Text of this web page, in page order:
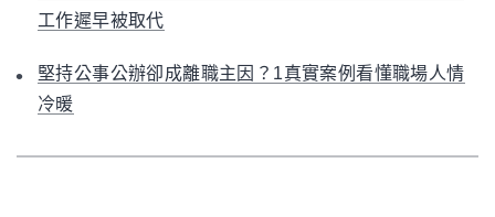
工作遲早被取代
堅持公事公辦卻成離職主因？1真實案例看懂職場人情
冷暖